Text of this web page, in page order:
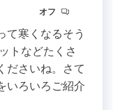
オフ
て寒くなるそう
トなどたくさ
ださいね。さて
いろいろご紹介